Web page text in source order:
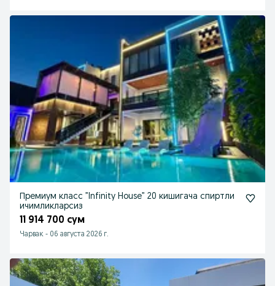
Премиум класс ”Infinity House” 20 кишигача спиртли
ичимликларсиз
11 914 700 сум
Чарвак - 06 августа 2026 г.